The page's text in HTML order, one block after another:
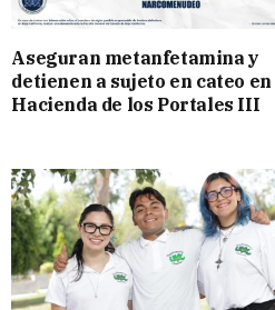
Aseguran metanfetamina y
detienen a sujeto en cateo en
Hacienda de los Portales III